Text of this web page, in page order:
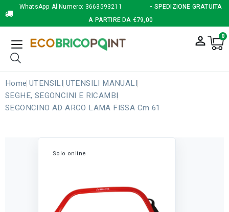
WhatsApp Al Numero: 3663593211
- SPEDIZIONE GRATUITA
A PARTIRE DA €79,00
person_outline 0
Home UTENSILI UTENSILI MANUALI
SEGHE, SEGONCINI E RICAMBI
SEGONCINO AD ARCO LAMA FISSA Cm 61
Solo online